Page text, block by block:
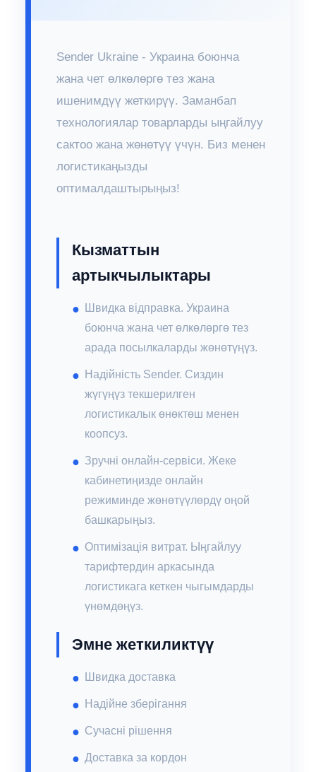
Sender Ukraine - Украина боюнча
жана чет өлкөлөргө тез жана
ишенимдүү жеткирүү. Заманбап
технологиялар товарларды ыңгайлуу
сактоо жана жөнөтүү үчүн. Биз менен
логистикаңызды
оптималдаштырыңыз!
Кызматтын
артыкчылыктары
Швидка відправка. Украина
боюнча жана чет өлкөлөргө тез
арада посылкаларды жөнөтүңүз.
Надійність Sender. Сиздин
жүгүңүз текшерилген
логистикалык өнөктөш менен
коопсуз.
Зручні онлайн-сервіси. Жеке
кабинетиңизде онлайн
режиминде жөнөтүүлөрдү оңой
башкарыңыз.
Оптимізація витрат. Ыңгайлуу
тарифтердин аркасында
логистикага кеткен чыгымдарды
үнөмдөңүз.
Эмне жеткиликтүү
Швидка доставка
Надійне зберігання
Сучасні рішення
Доставка за кордон